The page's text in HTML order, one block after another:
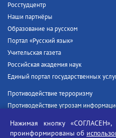
Росстудцентр
Наши партнёры
Образование на русском
Портал «Русский язык»
Учительская газета
Российская академия наук
Единый портал государственных
Противодействие терроризму
Противодействие угрозам
Противодействие коррупции
Нажимая кнопку
проинформированы об